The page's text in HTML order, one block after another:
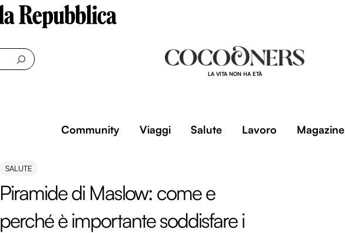
LA VITA NON HA ETÀ
Community Viaggi Salute Lavoro Magazine
SALUTE
Piramide di Maslow: come e
perché è importante soddisfare i